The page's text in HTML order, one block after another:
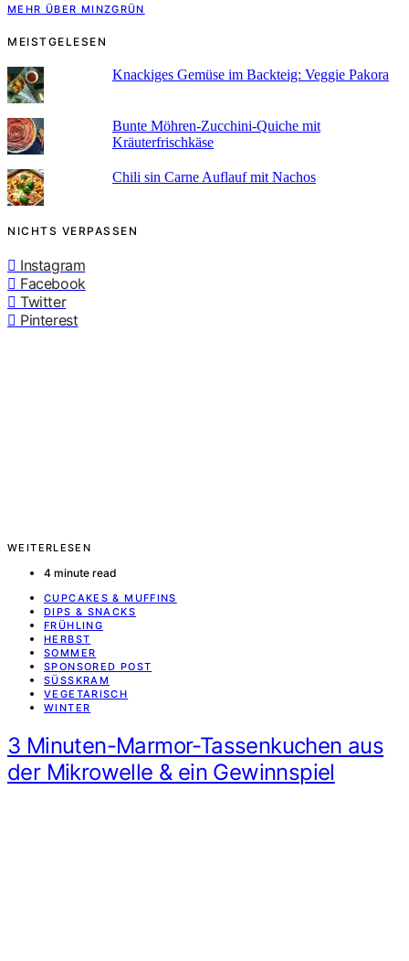
MEHR ÜBER MINZGRÜN
MEISTGELESEN
Knackiges Gemüse im Backteig: Veggie Pakora
Bunte Möhren-Zucchini-Quiche mit
Kräuterfrischkäse
Chili sin Carne Auflauf mit Nachos
NICHTS VERPASSEN
Instagram
Facebook
Twitter
Pinterest
WEITERLESEN
4 minute read
CUPCAKES & MUFFINS
DIPS & SNACKS
FRÜHLING
HERBST
SOMMER
SPONSORED POST
SÜSSKRAM
VEGETARISCH
WINTER
3 Minuten-Marmor-Tassenkuchen aus
der Mikrowelle & ein Gewinnspiel